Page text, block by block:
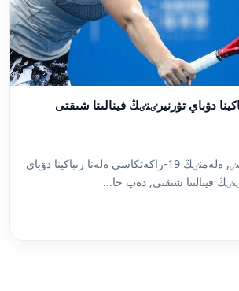
دۋباي تۋرنيرٸنٸڭ فينالىنا شىقتى
قازاقستاننىڭ بٸرٸنشٸ, ەلەمنٸڭ 19-راكەتكاسى ەلەنا رىباكينا دۋباي